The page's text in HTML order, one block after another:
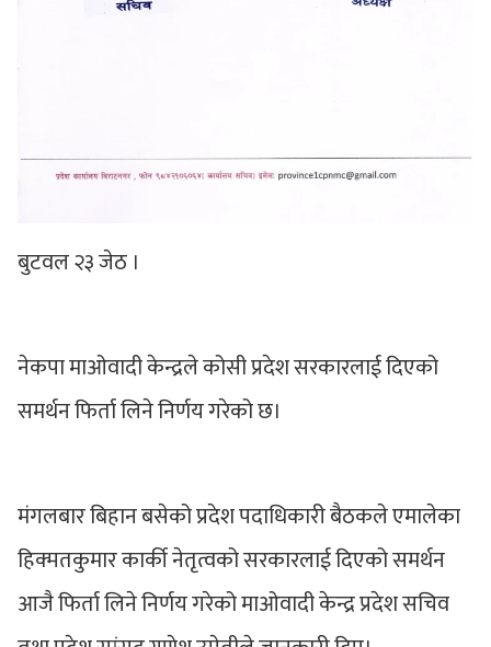
बुटवल २३ जेठ ।
नेकपा माओवादी केन्द्रले कोसी प्रदेश सरकारलाई दिएको
समर्थन फिर्ता लिने निर्णय गरेको छ।
मंगलबार बिहान बसेको प्रदेश पदाधिकारी बैठकले एमालेका
हिक्मतकुमार कार्की नेतृत्वको सरकारलाई दिएको समर्थन
आजै फिर्ता लिने निर्णय गरेको माओवादी केन्द्र प्रदेश सचिव